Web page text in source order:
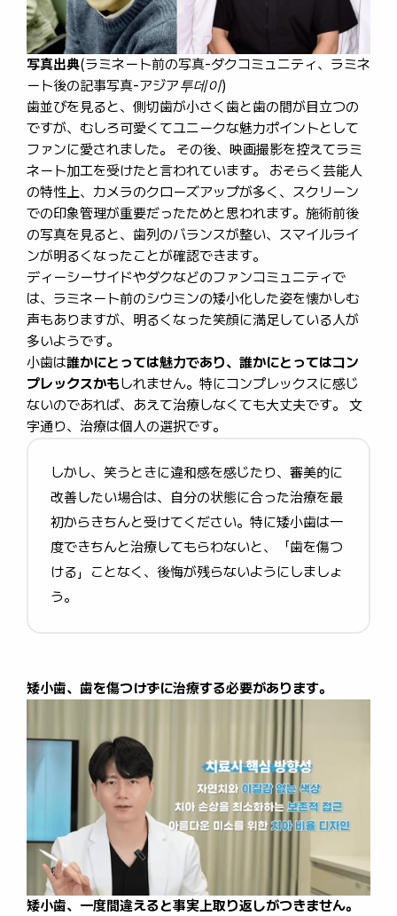
写真出典(ラミネート前の写真-ダクコミュニティ、ラミネ
ート後の記事写真-アジア투데이)
歯並びを見ると、側切歯が小さく歯と歯の間が目立つの
ですが、むしろ可愛くてユニークな魅力ポイントとして
ファンに愛されました。 その後、映画撮影を控えてラミ
ネート加工を受けたと言われています。 おそらく芸能人
の特性上、カメラのクローズアップが多く、スクリーン
での印象管理が重要だったためと思われます。施術前後
の写真を見ると、歯列のバランスが整い、スマイルライ
ンが明るくなったことが確認できます。
ディーシーサイドやダクなどのファンコミュニティで
は、ラミネート前のシウミンの矮小化した姿を懐かしむ
声もありますが、明るくなった笑顔に満足している人が
多いようです。
小歯は誰かにとっては魅力であり、誰かにとってはコン
プレックスかもしれません。 特にコンプレックスに感じ
ないのであれば、あえて治療しなくても大丈夫です。 文
字通り、治療は個人の選択です。
しかし、笑うときに違和感を感じたり、審美的に
改善したい場合は、自分の状態に合った治療を最
初からきちんと受けてください。特に矮小歯は一
度できちんと治療してもらわないと、「歯を傷つ
ける」ことなく、後悔が残らないようにしましょ
う。
矮小歯、歯を傷つけずに治療する必要があります。
矮小歯、一度間違えると事実上取り返しがつきません。